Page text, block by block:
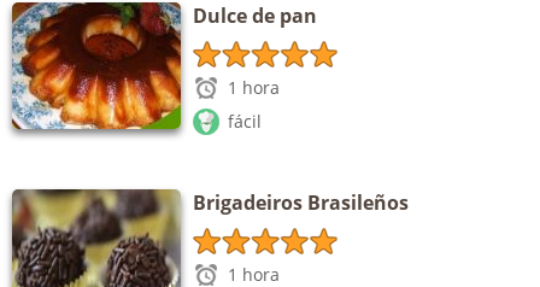
Dulce de pan
1 hora
fácil
Brigadeiros Brasileños
1 hora